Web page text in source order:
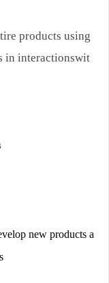
products using
in interactionswit
new products a